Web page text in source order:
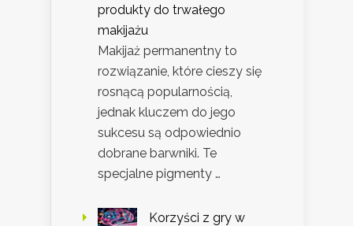
produkty do trwałego
makijażu
Makijaż permanentny to
rozwiązanie, które cieszy się
rosnącą popularnością,
jednak kluczem do jego
sukcesu są odpowiednio
dobrane barwniki. Te
specjalne pigmenty …
Korzyści z gry w